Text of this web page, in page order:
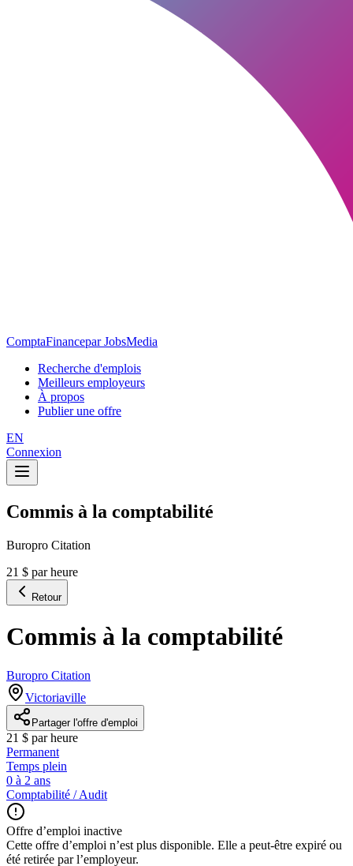
ComptaFinancepar JobsMedia
Recherche d'emplois
Meilleurs employeurs
À propos
Publier une offre
EN
Connexion
Commis à la comptabilité
Buropro Citation
21 $ par heure
Retour
Commis à la comptabilité
Buropro Citation
Victoriaville
Partager l'offre d'emploi
21 $ par heure
Permanent
Temps plein
0 à 2 ans
Comptabilité / Audit
Offre d’emploi inactive
Cette offre d’emploi n’est plus disponible. Elle a peut-être expiré ou
été retirée par l’employeur.